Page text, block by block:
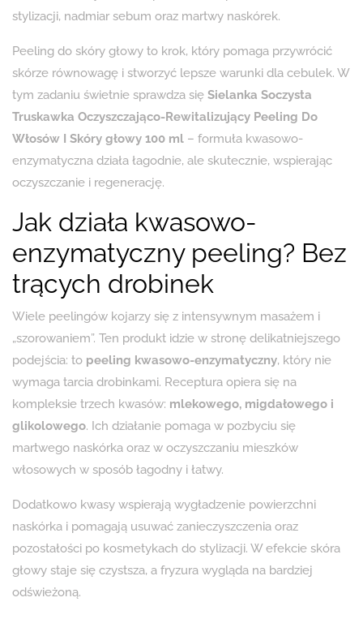
stylizacji, nadmiar sebum oraz martwy naskórek.
Peeling do skóry głowy to krok, który pomaga przywrócić
skórze równowagę i stworzyć lepsze warunki dla cebulek. W
tym zadaniu świetnie sprawdza się Sielanka Soczysta
Truskawka Oczyszczająco-Rewitalizujący Peeling Do
Włosów I Skóry głowy 100 ml – formuła kwasowo-
enzymatyczna działa łagodnie, ale skutecznie, wspierając
oczyszczanie i regenerację.
Jak działa kwasowo-
enzymatyczny peeling? Bez
trących drobinek
Wiele peelingów kojarzy się z intensywnym masażem i
„szorowaniem”. Ten produkt idzie w stronę delikatniejszego
podejścia: to peeling kwasowo-enzymatyczny, który nie
wymaga tarcia drobinkami. Receptura opiera się na
kompleksie trzech kwasów: mlekowego, migdałowego i
glikolowego. Ich działanie pomaga w pozbyciu się
martwego naskórka oraz w oczyszczaniu mieszków
włosowych w sposób łagodny i łatwy.
Dodatkowo kwasy wspierają wygładzenie powierzchni
naskórka i pomagają usuwać zanieczyszczenia oraz
pozostałości po kosmetykach do stylizacji. W efekcie skóra
głowy staje się czystsza, a fryzura wygląda na bardziej
odświeżoną.